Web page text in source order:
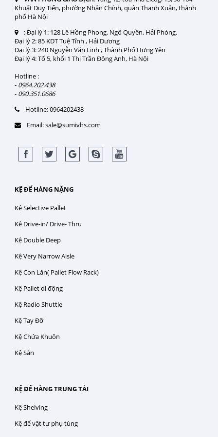
Khuất Duy Tiến, phường Nhân Chính, quận Thanh Xuân, thành
phố Hà Nội
:Đại lý 1: 128 Lê Hồng Phong, Ngô Quyền, Hải Phòng.
Đại lý 2: 85 KDT Tuệ Tĩnh , Hải Dương
Đại lý 3: 240 Nguyễn Văn Linh , Thành Phố Hưng Yên
Đại lý 4: Tổ 5, khối 1 Thị Trần Đông Anh, Hà Nội
Hotline :
- 0964.202.438
- 090.351.0686
Hotline: 0964202438
Email: sale@sumivhs.com
KỆ ĐỂ HÀNG NẶNG
Kệ Selective Pallet
Kệ Drive-in/ Drive- Thru
Kệ Double Deep
Kệ Very Narrow Aisle
Kệ Con Lăn( Pallet Flow Rack)
Kệ Pallet di động
Kệ Radio Shuttle
Kệ Tay Đỡ
Kệ Chứa Khuôn
Kệ Sàn
KỆ ĐỂ HÀNG TRUNG TẢI
Kệ Shelving
Kệ để vật tư phụ tùng